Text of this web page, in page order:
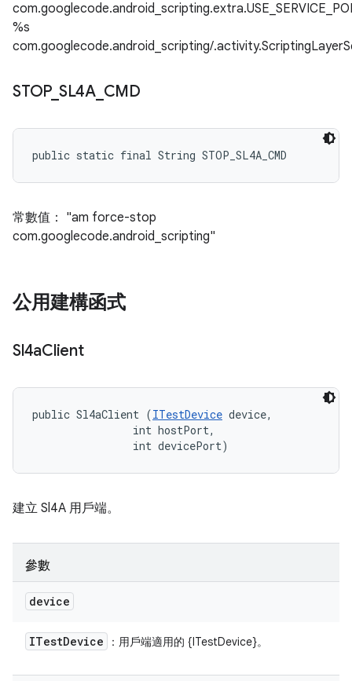
%s
com.googlecode.android_scripting/
STOP_ SL4A_ CMD
public static final String STOP_SL4A_CMD
常數值： "am force-stop
com.googlecode.android_scripting"
公用建構函式
Sl4aClient
public Sl4aClient (ITestDevice device,
                int hostPort,
                int devicePort)
建立 Sl4A 用戶端。
參數
device
ITestDevice ：用戶端適用的 {ITestDevice}。